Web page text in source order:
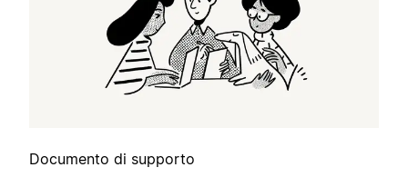
Documento di supporto